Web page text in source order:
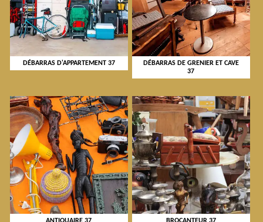
DÉBARRAS D'APPARTEMENT 37
DÉBARRAS DE GRENIER ET CAVE
37